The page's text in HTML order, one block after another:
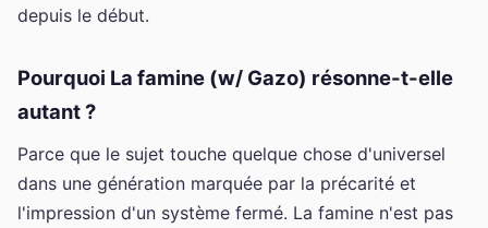
depuis le début.
Pourquoi La famine (w/ Gazo) résonne-t-elle
autant ?
Parce que le sujet touche quelque chose d'universel
dans une génération marquée par la précarité et
l'impression d'un système fermé. La famine n'est pas